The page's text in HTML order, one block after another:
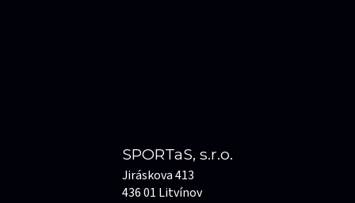
SPORTaS, s.r.o.
Jiráskova 413
436 01 Litvínov